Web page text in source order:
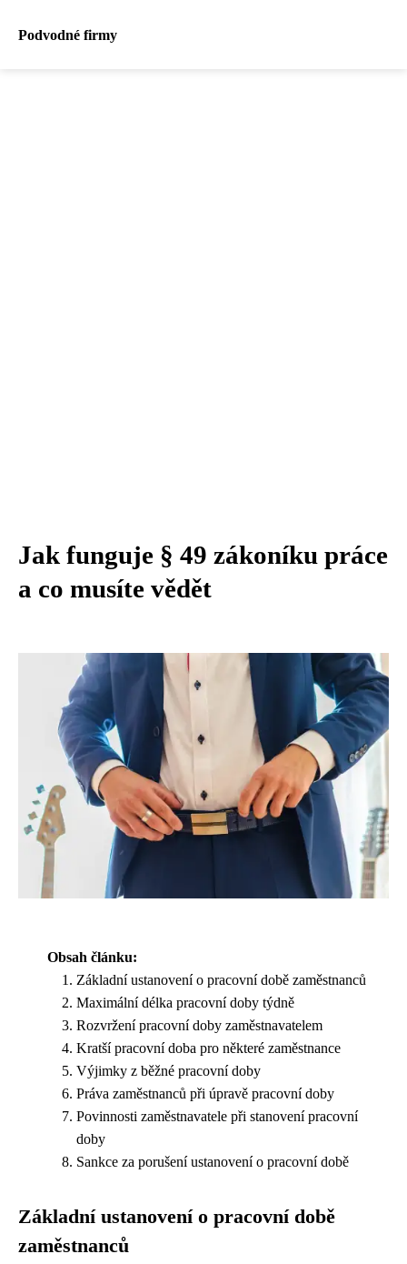
Podvodné firmy
Jak funguje § 49 zákoníku práce
a co musíte vědět
Obsah článku:
Základní ustanovení o pracovní době zaměstnanců
Maximální délka pracovní doby týdně
Rozvržení pracovní doby zaměstnavatelem
Kratší pracovní doba pro některé zaměstnance
Výjimky z běžné pracovní doby
Práva zaměstnanců při úpravě pracovní doby
Povinnosti zaměstnavatele při stanovení pracovní
doby
Sankce za porušení ustanovení o pracovní době
Základní ustanovení o pracovní době
zaměstnanců